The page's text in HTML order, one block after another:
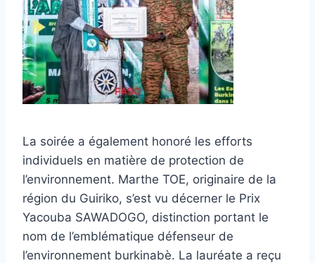
La soirée a également honoré les efforts
individuels en matière de protection de
l’environnement. Marthe TOE, originaire de la
région du Guiriko, s’est vu décerner le Prix
Yacouba SAWADOGO, distinction portant le
nom de l’emblématique défenseur de
l’environnement burkinabè. La lauréate a reçu